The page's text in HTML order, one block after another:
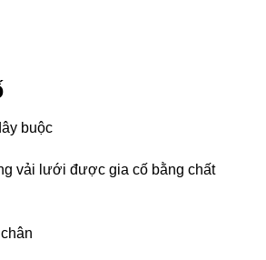
buộc
vải lưới được gia cố bằng chất